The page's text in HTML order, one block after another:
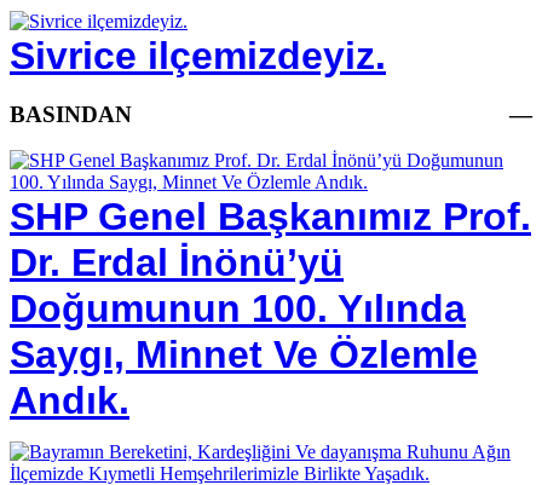
Sivrice ilçemizdeyiz.
BASINDAN —
SHP Genel Başkanımız Prof.
Dr. Erdal İnönü’yü
Doğumunun 100. Yılında
Saygı, Minnet Ve Özlemle
Andık.